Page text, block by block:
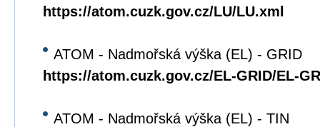
https://atom.cuzk.gov.cz/LU/LU.xml
ATOM - Nadmořská výška (EL) - GRID
https://atom.cuzk.gov.cz/EL-GRID/EL-
ATOM - Nadmořská výška (EL) - TIN